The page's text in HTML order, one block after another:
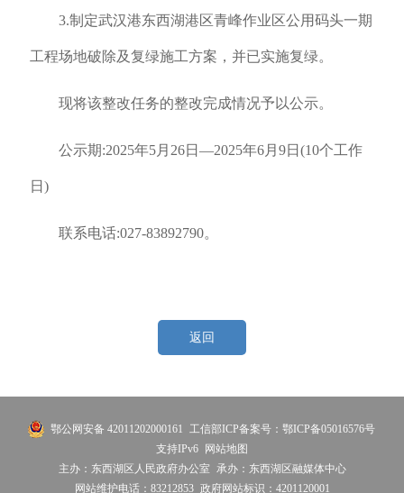
3.制定武汉港东西湖港区青峰作业区公用码头一期
工程场地破除及复绿施工方案，并已实施复绿。
现将该整改任务的整改完成情况予以公示。
公示期:2025年5月26日—2025年6月9日 (10个工作
日)
联系电话:027-83892790。
返回
鄂公网安备 42011202000161
工信部ICP备案号：鄂ICP备05016576号
支持IPv6 网站地图
主办：东西湖区人民政府办公室
承办：东西湖区融媒体中心
网站维护电话：83212853 政府网站标识：4201120001